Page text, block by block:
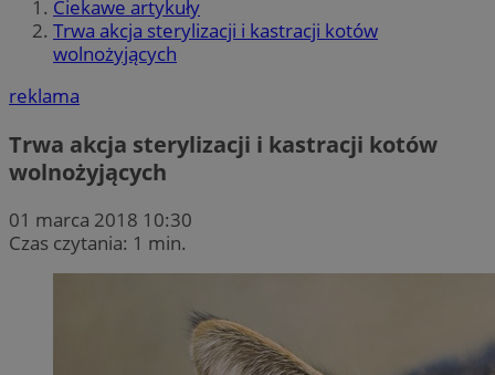
Ciekawe artykuły
Trwa akcja sterylizacji i kastracji kotów
wolnożyjących
reklama
Trwa akcja sterylizacji i kastracji kotów
wolnożyjących
01 marca 2018 10:30
Czas czytania: 1 min.